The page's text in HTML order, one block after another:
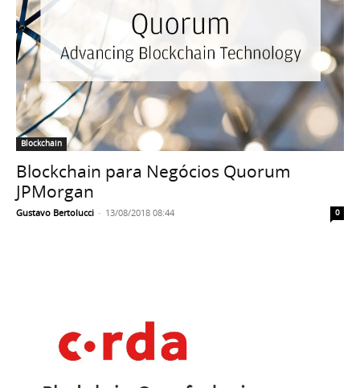
Blockchain
Blockchain para Negócios Quorum
JPMorgan
Gustavo Bertolucci - 13/08/2018 08:44 0